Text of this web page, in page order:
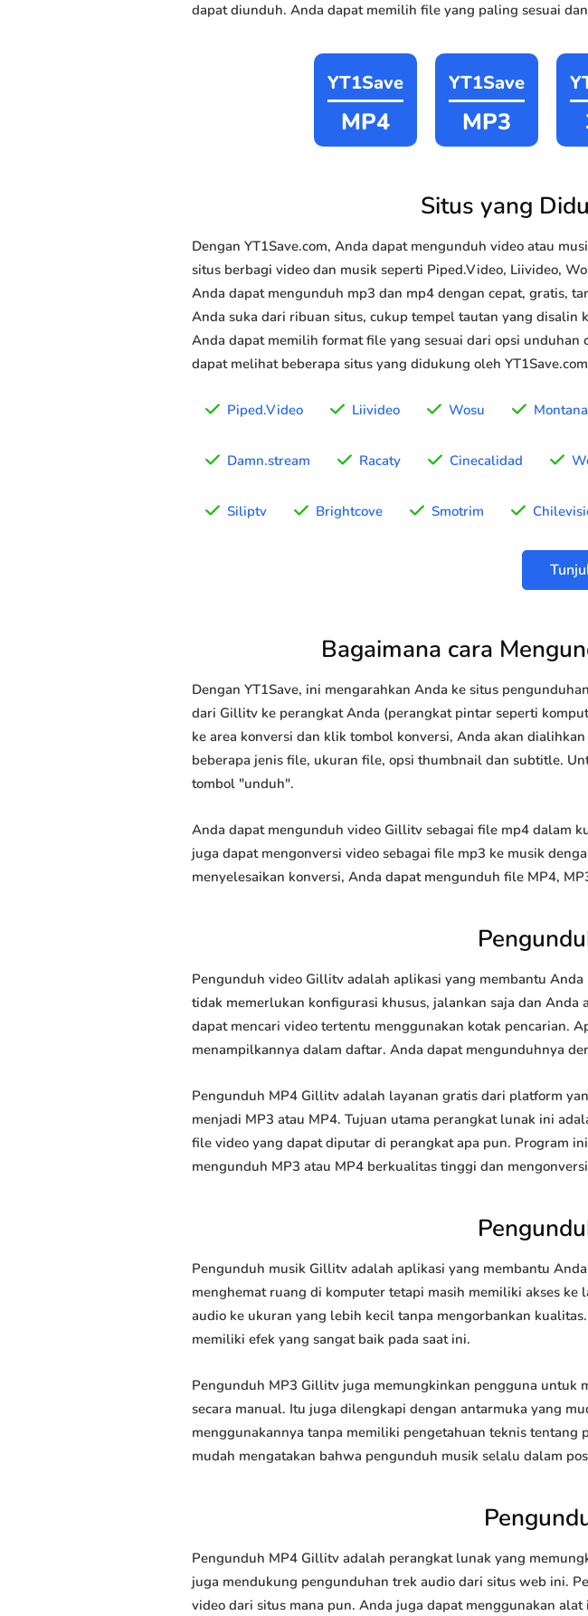
dapat diunduh. Anda dapat memilih file yang paling sesuai
YT1Save
MP4
YT1Save
MP3
Situs yang
Dengan YT1Save.com, Anda dapat mengunduh video atau
situs berbagi video dan musik seperti Piped.Video, Liivideo,
Anda dapat mengunduh mp3 dan mp4 dengan cepat, gratis,
Anda suka dari ribuan situs, cukup tempel tautan yang disalin
Anda dapat memilih format file yang sesuai dari opsi
dapat melihat beberapa situs yang didukung oleh
Piped.Video Liivideo Wosu
Damn.stream Racaty Cinecalidad
Siliptv Brightcove Smotrim
Bagaimana cara
Dengan YT1Save, ini mengarahkan Anda ke situs
dari Gillitv ke perangkat Anda (perangkat pintar seperti
ke area konversi dan klik tombol konversi, Anda akan
beberapa jenis file, ukuran file, opsi thumbnail dan subtitle.
tombol "unduh".
Anda dapat mengunduh video Gillitv sebagai file mp4 dalam
juga dapat mengonversi video sebagai file mp3 ke musik
menyelesaikan konversi, Anda dapat mengunduh file MP4,
Pengunduh video Gillitv adalah aplikasi yang membantu
tidak memerlukan konfigurasi khusus, jalankan saja dan
dapat mencari video tertentu menggunakan kotak pencarian.
menampilkannya dalam daftar. Anda dapat mengunduhnya
Pengunduh MP4 Gillitv adalah layanan gratis dari platform
menjadi MP3 atau MP4. Tujuan utama perangkat lunak ini
file video yang dapat diputar di perangkat apa pun. Program
mengunduh MP3 atau MP4 berkualitas tinggi dan
Pengunduh musik Gillitv adalah aplikasi yang membantu
menghemat ruang di komputer tetapi masih memiliki akses
audio ke ukuran yang lebih kecil tanpa mengorbankan
memiliki efek yang sangat baik pada saat ini.
Pengunduh MP3 Gillitv juga memungkinkan pengguna untuk
secara manual. Itu juga dilengkapi dengan antarmuka yang
menggunakannya tanpa memiliki pengetahuan teknis tentang
mudah mengatakan bahwa pengunduh musik selalu dalam
Pengunduh MP4 Gillitv adalah perangkat lunak yang
juga mendukung pengunduhan trek audio dari situs web ini.
video dari situs mana pun. Anda juga dapat menggunakan